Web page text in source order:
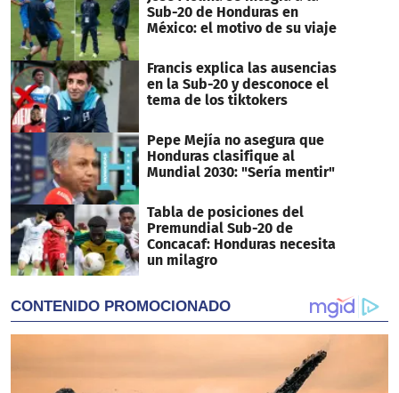
Sub-20 de Honduras en
México: el motivo de su viaje
Francis explica las ausencias
en la Sub-20 y desconoce el
tema de los tiktokers
Pepe Mejía no asegura que
Honduras clasifique al
Mundial 2030: "Sería mentir"
Tabla de posiciones del
Premundial Sub-20 de
Concacaf: Honduras necesita
un milagro